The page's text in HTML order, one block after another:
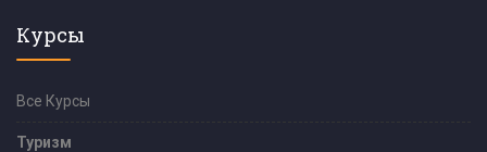
Курсы
Все Курсы
Туризм